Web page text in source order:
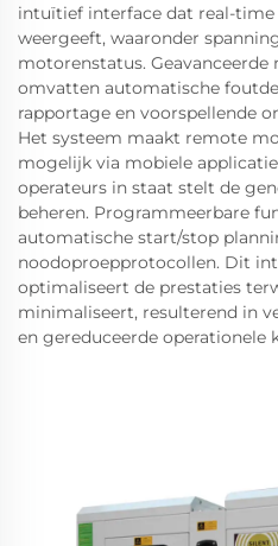
intuïtief interface dat real-
weergeeft, waaronder
motorenstatus.
omvatten automatische
rapportage en voorspellende
Het systeem maakt remote
mogelijk via mobiele
operateurs in staat stelt de
beheren. Programmeerbare
automatische start/stop
noodoproepprotocollen. Dit
optimaliseert de prestaties
minimaliseert, resulterend in
en gereduceerde operationele